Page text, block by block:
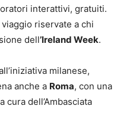
interattivi, gratuiti.
riservate a chi
dell’Ireland Week.
milanese,
anche a Roma, con una
cura dell’Ambasciata